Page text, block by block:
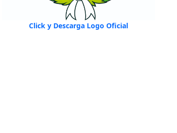
Click y Descarga Logo Oficial